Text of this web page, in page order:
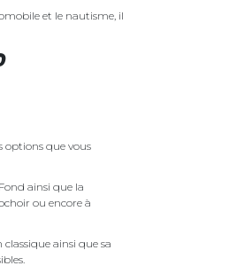
et le nautisme, il
options que vous
ainsi que la
ou encore à
ainsi que sa